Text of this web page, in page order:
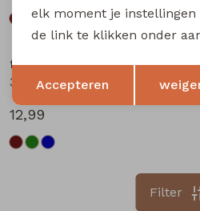
flinq newborn
3312201 W20304 baby jongens lange broek Marine
12,99
Filter
Terug
elk moment je instellingen
de link te klikken onder
Accepteren